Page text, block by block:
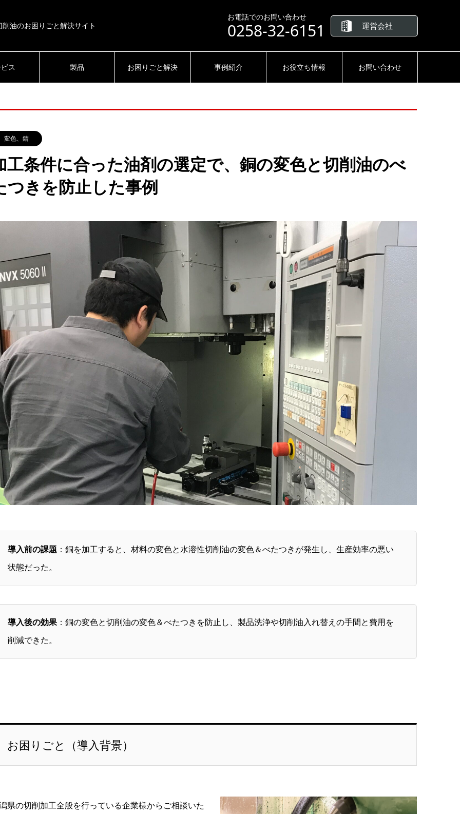
油のお困りごと解決サイト
お電話でのお問い合わせ
0258-32-6151 運営会社
ス 製品 お困りごと解決 事例紹介 お役立ち情報 お問い合わせ
変色、錆
工条件に合った油剤の選定で、銅の変色と切削油のべ
つきを防止した事例
導入前の課題 ：銅を加工すると、材料の変色と水溶性切削油の変色＆べたつきが発生し、生産効率の悪い
状態だった。
導入後の効果：銅の変色と切削油の変色＆べたつきを防止し、製品洗浄や切削油入れ替えの手間と費用を
削減できた。
お困りごと（導入背景）
県の切削加工全般を行っている企業様からご相談いた